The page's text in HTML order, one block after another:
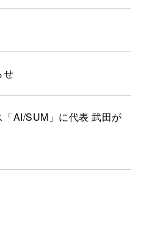
せ
AI/SUM」に代表 武田が